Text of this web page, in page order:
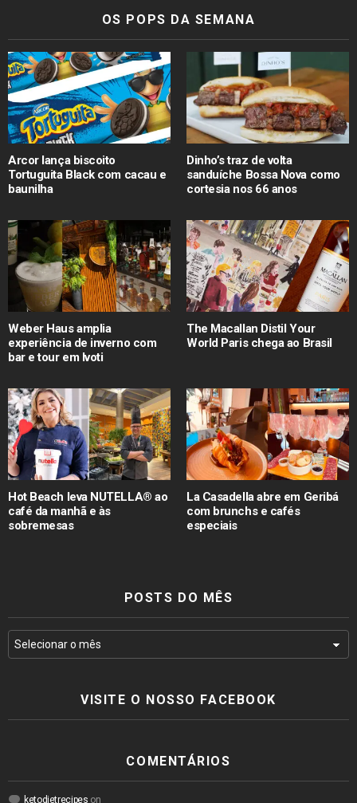
OS POPS DA SEMANA
Arcor lança biscoito
Tortuguita Black com cacau e
baunilha
Dinho’s traz de volta
sanduíche Bossa Nova como
cortesia nos 66 anos
Weber Haus amplia
experiência de inverno com
bar e tour em Ivoti
The Macallan Distil Your
World Paris chega ao Brasil
Hot Beach leva NUTELLA® ao
café da manhã e às
sobremesas
La Casadella abre em Geribá
com brunchs e cafés
especiais
POSTS DO MÊS
VISITE O NOSSO FACEBOOK
COMENTÁRIOS
ketodietrecipes on